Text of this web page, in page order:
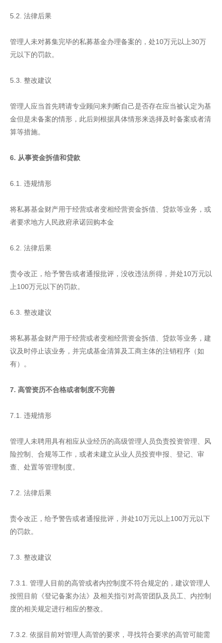
5.2. 法律后果
管理人未对募集完毕的私募基金办理备案的，处10万元以上30万
元以下的罚款。
5.3. 整改建议
管理人应当首先聘请专业顾问来判断自己是否存在应当被认定为基
金但是未备案的情形，此后则根据具体情形来选择及时备案或者清
算等措施。
6. 从事资金拆借和贷款
6.1. 违规情形
将私募基金财产用于经营或者变相经营资金拆借、贷款等业务，或
者要求地方人民政府承诺回购本金
6.2. 法律后果
责令改正，给予警告或者通报批评，没收违法所得，并处10万元以
上100万元以下的罚款。
6.3. 整改建议
将私募基金财产用于经营或者变相经营资金拆借、贷款等业务，建
议及时停止该业务，并完成基金清算及工商主体的注销程序（如
有）。
7. 高管资历不合格或者制度不完善
7.1. 违规情形
管理人未聘用具有相应从业经历的高级管理人员负责投资管理、风
险控制、合规等工作，或者未建立从业人员投资申报、登记、审
查、处置等管理制度。
7.2. 法律后果
责令改正，给予警告或者通报批评，并处10万元以上100万元以下
的罚款。
7.3. 整改建议
7.3.1. 管理人目前的高管或者内控制度不符合规定的，建议管理人
按照目前《登记备案办法》及相关指引对高管团队及员工、内控制
度的相关规定进行相应的整改。
7.3.2. 依据目前对管理人高管的要求，寻找符合要求的高管可能需